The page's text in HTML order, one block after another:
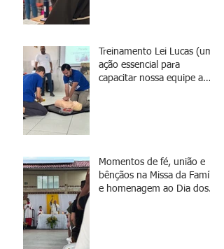
Treinamento Lei Lucas (uma
ação essencial para
capacitar nossa equipe a
Momentos de fé, união e
bênçãos na Missa da Família
e homenagem ao Dia dos